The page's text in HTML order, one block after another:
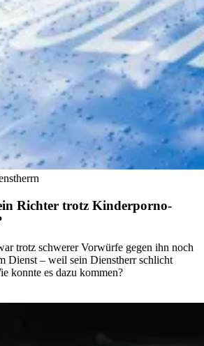
Richter trotz Kinderporno-
trotz schwerer Vorwürfe gegen ihn noch
Dienst – weil sein Dienstherr schlicht
konnte es dazu kommen?